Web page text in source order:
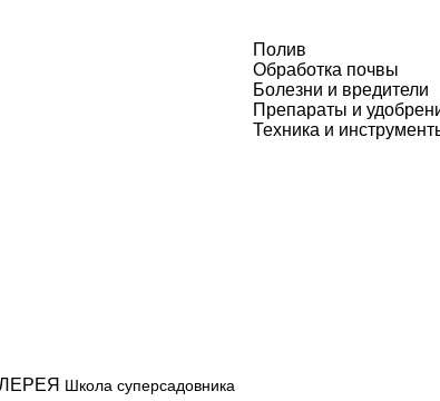
Полив
Обработка почвы
Болезни и вредители
Препараты и
Техника и
Школа суперсадовника